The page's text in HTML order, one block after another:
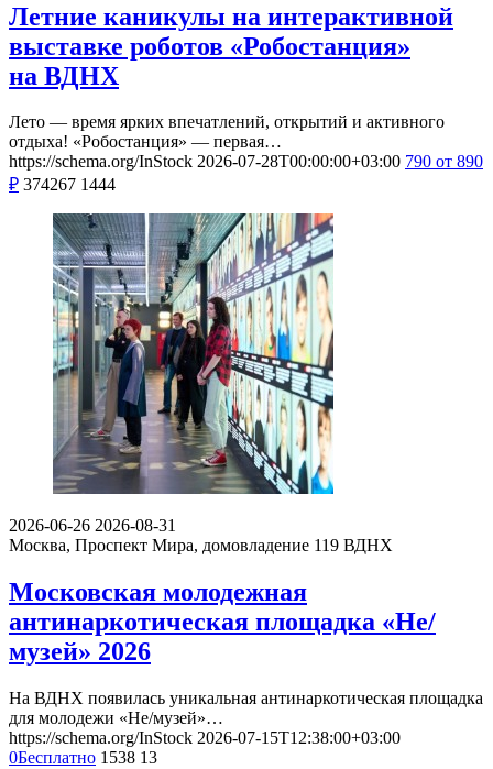
Летние каникулы на интерактивной
выставке роботов «Робостанция»
на ВДНХ
Лето — время ярких впечатлений, открытий и активного
отдыха! «Робостанция» — первая…
https://schema.org/InStock 2026-07-28T00:00:00+03:00 790 от 890
₽ 374267 1444
2026-06-26 2026-08-31
Москва, Проспект Мира, домовладение 119 ВДНХ
Московская молодежная
антинаркотическая площадка «Не/
музей» 2026
На ВДНХ появилась уникальная антинаркотическая площадка
для молодежи «Не/музей»…
https://schema.org/InStock 2026-07-15T12:38:00+03:00
0Бесплатно 1538 13